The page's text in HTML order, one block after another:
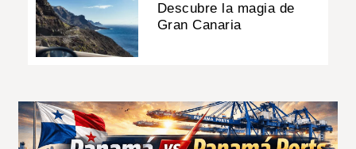
Descubre la magia de
Gran Canaria